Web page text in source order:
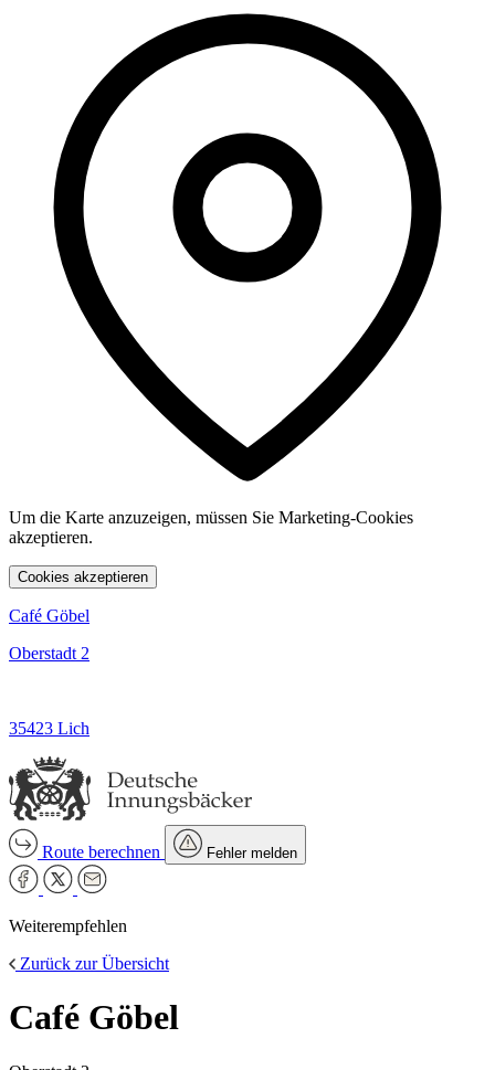
Um die Karte anzuzeigen, müssen Sie Marketing-Cookies
akzeptieren.
Cookies akzeptieren
Café Göbel
Oberstadt 2
35423 Lich
Route berechnen Fehler melden
Weiterempfehlen
Zurück zur Übersicht
Café Göbel